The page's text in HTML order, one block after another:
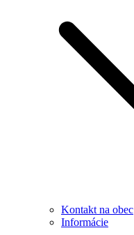
Kontakt na obec
Informácie